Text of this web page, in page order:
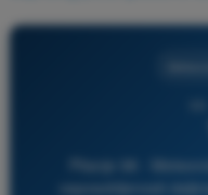
Pitanje 98 -